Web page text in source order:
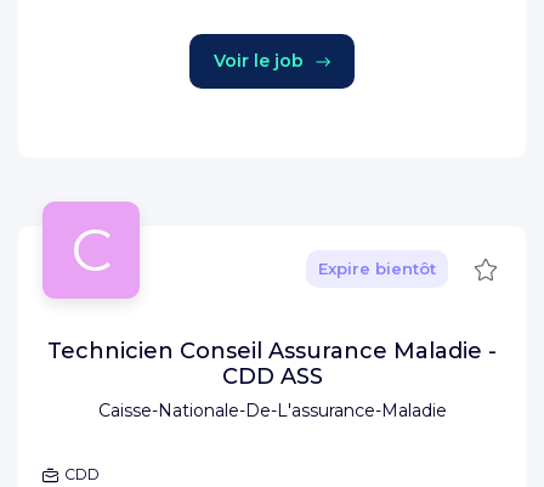
Voir le job
C
Caisse-Nationale-De-L'assurance-Maladie
Expire bientôt
Technicien Conseil Assurance Maladie -
CDD ASS
CDD